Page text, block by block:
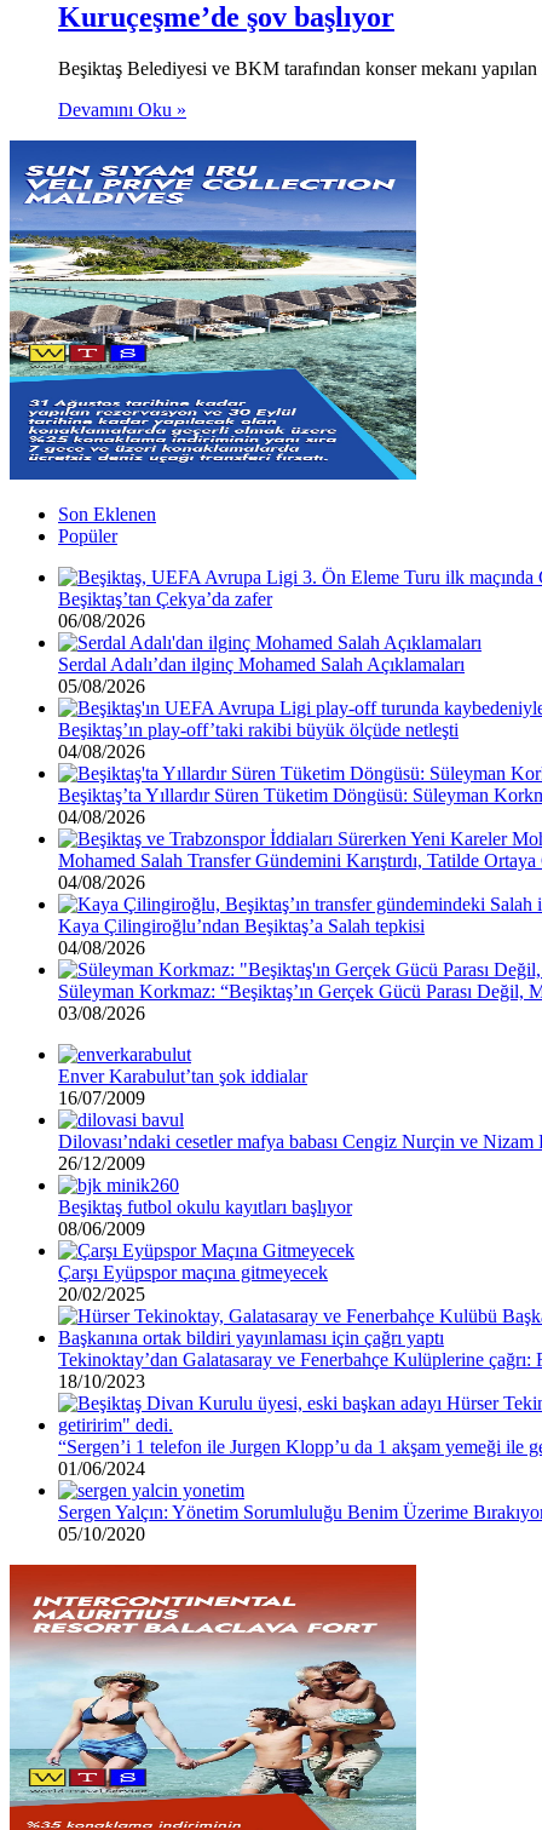
Kuruçeşme’de şov başlıyor
Beşiktaş Belediyesi ve BKM tarafından konser mekanı
Devamını Oku »
Son Eklenen
Popüler
Beşiktaş’tan Çekya’da zafer
06/08/2026
Serdal Adalı’dan ilginç Mohamed Salah Açıklamaları
05/08/2026
Beşiktaş’ın play-off’taki rakibi büyük ölçüde netleşti
04/08/2026
Beşiktaş’ta Yıllardır Süren Tüketim Döngüsü: Süleyman
04/08/2026
Mohamed Salah Transfer Gündemini Karıştırdı, Tatilde Ortaya
04/08/2026
Kaya Çilingiroğlu’ndan Beşiktaş’a Salah tepkisi
04/08/2026
Süleyman Korkmaz: “Beşiktaş’ın Gerçek Gücü Parası Değil,
03/08/2026
Enver Karabulut’tan şok iddialar
16/07/2009
Dilovası’ndaki cesetler mafya babası Cengiz Nurçin ve Nizam
26/12/2009
Beşiktaş futbol okulu kayıtları başlıyor
08/06/2009
Çarşı Eyüpspor maçına gitmeyecek
20/02/2025
Tekinoktay’dan Galatasaray ve Fenerbahçe Kulüplerine çağrı:
18/10/2023
“Sergen’i 1 telefon ile Jurgen Klopp’u da 1 akşam yemeği ile
01/06/2024
Sergen Yalçın: Yönetim Sorumluluğu Benim Üzerime
05/10/2020